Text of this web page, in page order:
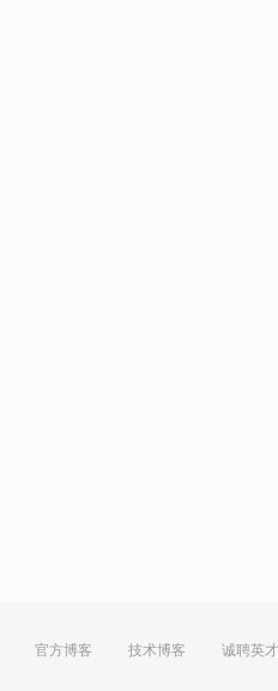
官方博客 技术博客 诚聘英才